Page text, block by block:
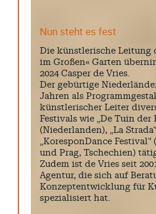
Nun steht es fest
Die künstlerische Leitung
im Großen« Garten
2024 Casper de Vries.
Der gebürtige
Jahren als
künstlerischer Leiter
Festivals wie „De Tuin der
(Niederlanden), „La
„KoresponDance Festival“
und Prag, Tschechien)
Zudem ist de Vries seit
Agentur, die sich auf
Konzeptentwicklung für
spezialisiert hat.